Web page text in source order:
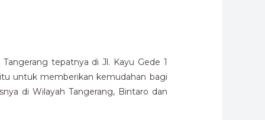
tepatnya di Jl. Kayu Gede 1
untuk memberikan kemudahan bagi
di Wilayah Tangerang, Bintaro dan